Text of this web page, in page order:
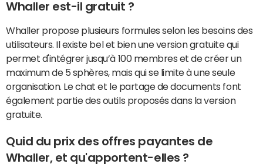
Whaller est-il gratuit ?
Whaller propose plusieurs formules selon les besoins des
utilisateurs. Il existe bel et bien une version gratuite qui
permet d'intégrer jusqu’à 100 membres et de créer un
maximum de 5 sphères, mais qui se limite à une seule
organisation. Le chat et le partage de documents font
également partie des outils proposés dans la version
gratuite.
Quid du prix des offres payantes de
Whaller, et qu'apportent-elles ?